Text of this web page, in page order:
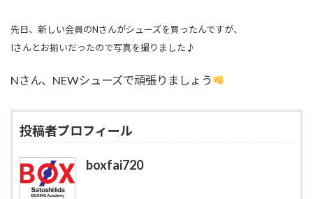
先日、新しい会員のNさんがシューズを買ったんですが、
Iさんとお揃いだったので写真を撮りました♪
Nさん、NEWシューズで頑張りましょう
投稿者プロフィール
boxfai720